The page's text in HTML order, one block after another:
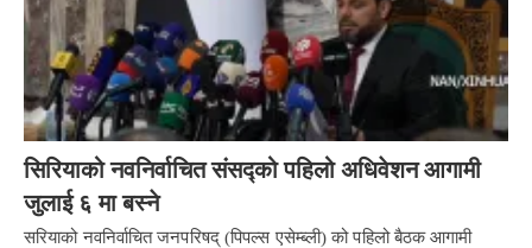
सिरियाको नवनिर्वाचित संसद्को पहिलो अधिवेशन आगामी
जुलाई ६ मा बस्ने
सरियाको नवनिर्वाचित जनपरिषद् (पिपल्स एसेम्ब्ली) को पहिलो बैठक आगामी